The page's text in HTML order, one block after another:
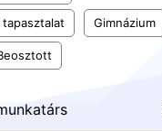
Gimnázium